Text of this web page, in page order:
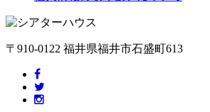
〒910-0122 福井県福井市石盛町613